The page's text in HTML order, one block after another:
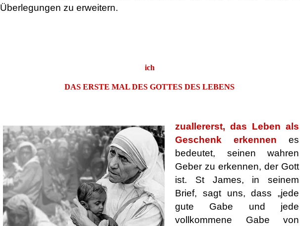
Überlegungen zu erweitern.
ich
DAS ERSTE MAL DES GOTTES DES LEBENS
zuallererst, das Leben als
Geschenk erkennen
es
bedeutet, seinen wahren
Geber zu erkennen, der Gott
ist. St James, in seinem
Brief, sagt uns, dass „jede
gute Gabe und jede
vollkommene Gabe von